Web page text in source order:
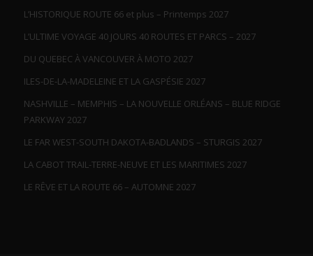
L’HISTORIQUE ROUTE 66 et plus – Printemps 2027
L’ULTIME VOYAGE 40 JOURS 40 ROUTES ET PARCS – 2027
DU QUEBEC À VANCOUVER À MOTO 2027
ILES-DE-LA-MADELEINE ET LA GASPÉSIE 2027
NASHVILLE – MEMPHIS – LA NOUVELLE ORLÉANS – BLUE RIDGE
PARKWAY 2027
LE FAR WEST-SOUTH DAKOTA-BADLANDS – STURGIS 2027
LA CABOT TRAIL-TERRE-NEUVE ET LES MARITIMES 2027
LE RÊVE ET LA ROUTE 66 – AUTOMNE 2027